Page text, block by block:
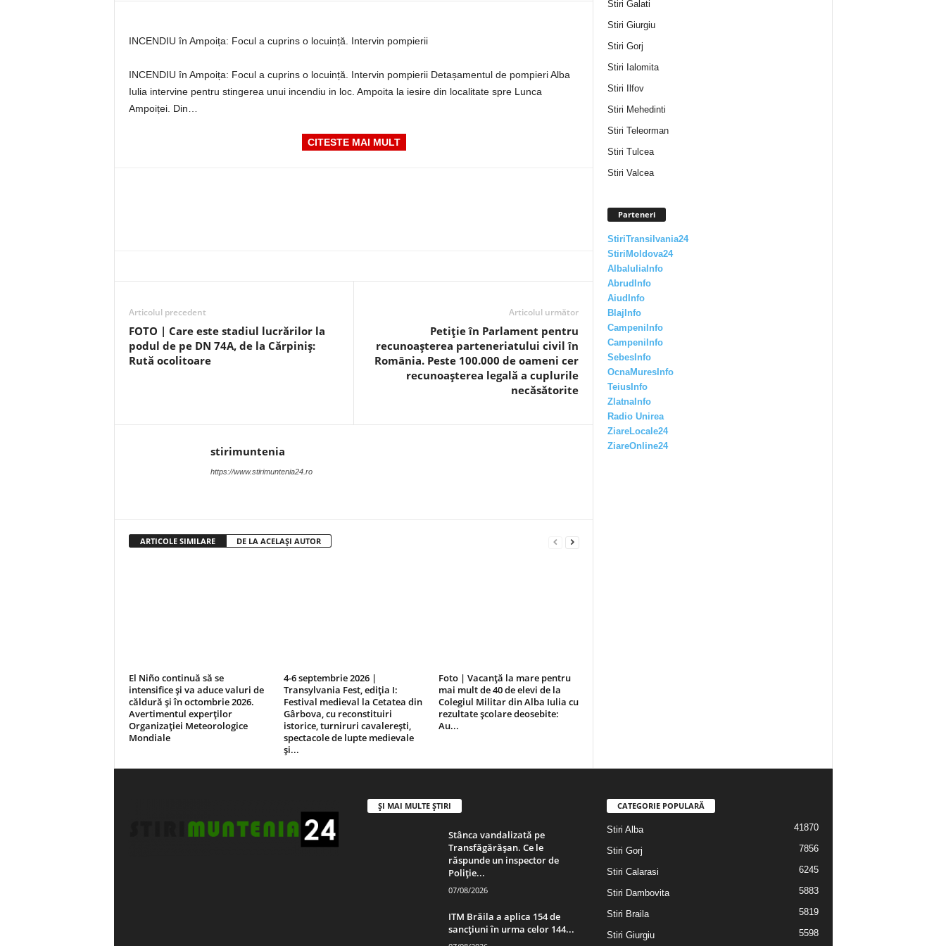
INCENDIU în Ampoița: Focul a cuprins o locuință. Intervin pompierii
INCENDIU în Ampoița: Focul a cuprins o locuință. Intervin pompierii Detașamentul de pompieri Alba
Iulia intervine pentru stingerea unui incendiu in loc. Ampoita la iesire din localitate spre Lunca
Ampoiței. Din…
CITESTE MAI MULT
Articolul precedent
FOTO | Care este stadiul lucrărilor la
podul de pe DN 74A, de la Cărpiniș:
Rută ocolitoare
Articolul următor
Petiție în Parlament pentru
recunoașterea parteneriatului civil în
România. Peste 100.000 de oameni cer
recunoașterea legală a cuplurile
necăsătorite
stirimuntenia
https://www.stirimuntenia24.ro
ARTICOLE SIMILARE DE LA ACELAȘI AUTOR
El Niño continuă să se
intensifice și va aduce valuri de
căldură și în octombrie 2026.
Avertimentul experților
Organizației Meteorologice
Mondiale
4-6 septembrie 2026 |
Transylvania Fest, ediția I:
Festival medieval la Cetatea din
Gârbova, cu reconstituiri
istorice, turniruri cavalerești,
spectacole de lupte medievale
și...
Foto | Vacanță la mare pentru
mai mult de 40 de elevi de la
Colegiul Militar din Alba Iulia cu
rezultate școlare deosebite:
Au...
Stiri Galati
Stiri Giurgiu
Stiri Gorj
Stiri Ialomita
Stiri Ilfov
Stiri Mehedinti
Stiri Teleorman
Stiri Tulcea
Stiri Valcea
Parteneri
StiriTransilvania24
StiriMoldova24
AlbaIuliaInfo
AbrudInfo
AiudInfo
BlajInfo
CampeniInfo
CampeniInfo
SebesInfo
OcnaMuresInfo
TeiusInfo
ZlatnaInfo
Radio Unirea
ZiareLocale24
ZiareOnline24
ȘI MAI MULTE ȘTIRI
Stânca vandalizată pe
Transfăgărășan. Ce le
răspunde un inspector de
Poliție...
07/08/2026
ITM Brăila a aplica 154 de
sancțiuni în urma celor 144...
CATEGORIE POPULARĂ
Stiri Alba 41870
Stiri Gorj 7856
Stiri Calarasi 6245
Stiri Dambovita 5883
Stiri Braila 5819
Stiri Giurgiu 5598